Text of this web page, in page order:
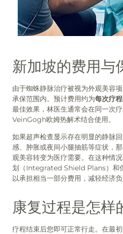
新加坡的费用与
由于蜘蛛静脉治疗被视为外观美容
承保范围内。预计费用约为每次疗
最佳效果，林医生通常会在同一次
VeinGogh欧姆热解术结合使用。
如果超声检查显示存在明显的静脉
感、肿胀或夜间小腿抽筋等症状，
观美容转变为医疗需要。在这种情
划（Integrated Shield Plans）和
以承担相当一部分费用，减轻经济负
康复过程是怎样
疗程结束后您即可正常行走。在最